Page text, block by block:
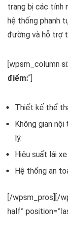
trang bị các tính
hệ thống phanh
đường và hỗ trợ
[wpsm_column
điểm:“]
Thiết kế thể
Không gian nội
lý.
Hiệu suất lái
Hệ thống an
[/wpsm_pros][/
half”